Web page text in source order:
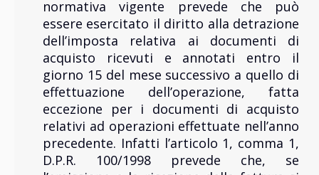
normativa vigente prevede che può
essere esercitato il diritto alla detrazione
dell’imposta relativa ai documenti di
acquisto ricevuti e annotati entro il
giorno 15 del mese successivo a quello di
effettuazione dell’operazione, fatta
eccezione per i documenti di acquisto
relativi ad operazioni effettuate nell’anno
precedente. Infatti l’articolo 1, comma 1,
D.P.R. 100/1998 prevede che, se